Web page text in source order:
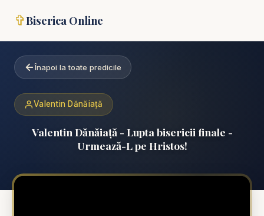
✞Biserica Online
Înapoi la toate predicile
Valentin Dănăiață
Valentin Dănăiață - Lupta bisericii finale -
Urmează-L pe Hristos!